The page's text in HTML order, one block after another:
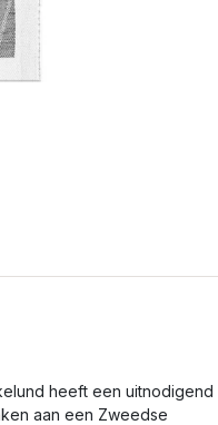
heeft een uitnodigend
aan een Zweedse